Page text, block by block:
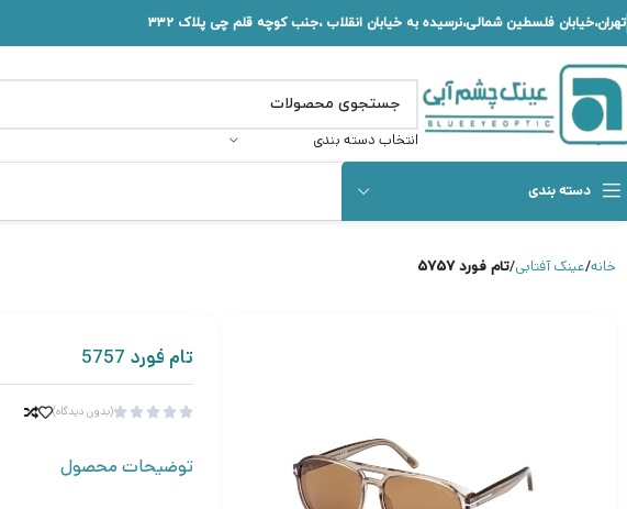
تهران،خیابان فلسطین شمالی،نرسیده به خیابان انقلاب ،جنب کوچه قلم چی پلاک ۳۳۲
انتخاب دسته بندی
دسته بندی
خانه عینک آفتابی تام فورد 5757
تام فورد 5757




(بدون دیدگاه)
توضیحات محصول